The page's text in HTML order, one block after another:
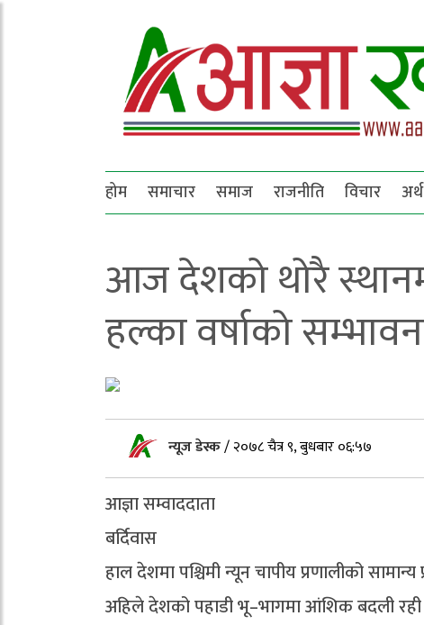
होम समाचार समाज राजनीति विचार अर्थ
आज देशको थोरै
हल्का वर्षाको
न्यूज डेस्क/२०७८ चैत्र ९, बुधबार ०६:५७
आज्ञा सम्वाददाता
बर्दिवास
हाल देशमा पश्चिमी न्यून चापीय प्रणालीको
अहिले देशको पहाडी भू–भागमा आंशिक बदली